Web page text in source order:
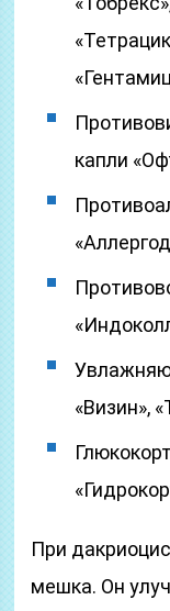
капли
«Визин»,
При
мешка. Он